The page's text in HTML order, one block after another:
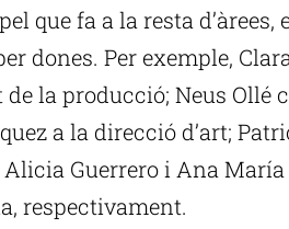
que fa a la resta
dones. Per exemple,
la producció; Neus Ollé
a la direcció d’art;
Alicia Guerrero i Ana
respectivament.